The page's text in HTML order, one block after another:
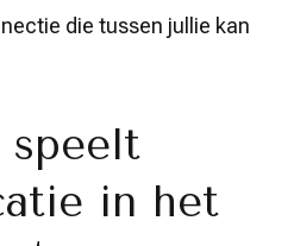
die tussen jullie kan
in het